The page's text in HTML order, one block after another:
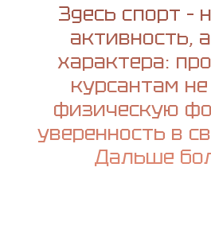
Здесь спорт –
активность,
характера:
курсантам
физическую
уверенность в
Дальше